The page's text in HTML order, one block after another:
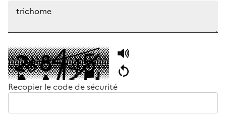
Recopier le code de sécurité